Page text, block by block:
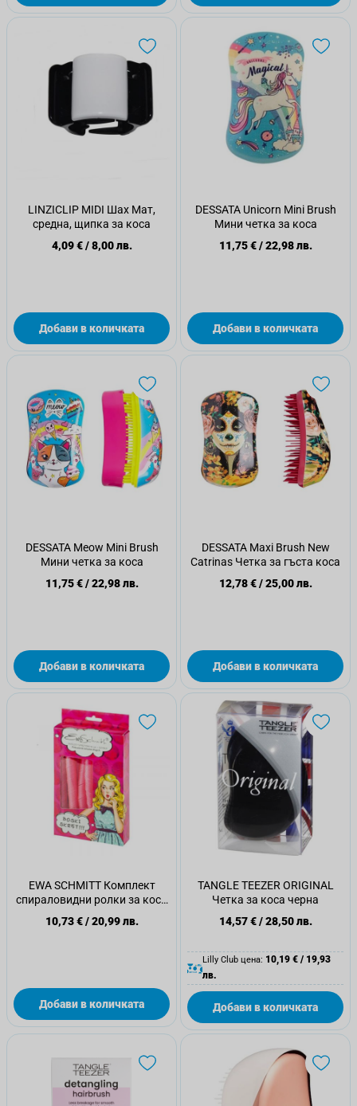
LINZICLIP MIDI Шах Мат,
средна, щипка за коса
4,09 €/8,00 лв.
Добави в количката
DESSATA Unicorn Mini Brush
Мини четка за коса
11,75 €/22,98 лв.
Добави в количката
DESSATA Meow Mini Brush
Мини четка за коса
11,75 €/22,98 лв.
Добави в количката
DESSATA Maxi Brush New
Catrinas Четка за гъста коса
12,78 €/25,00 лв.
Добави в количката
EWA SCHMITT Комплект
спираловидни ролки за коса
10,73 €/20,99 лв.
Добави в количката
TANGLE TEEZER ORIGINAL
Четка за коса черна
14,57 €/28,50 лв.
Lilly Club цена: 10,19 € / 19,93
лв.
Добави в количката